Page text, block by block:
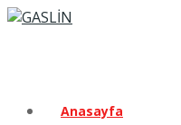
Anasayfa